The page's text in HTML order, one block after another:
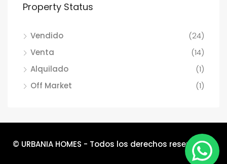
Property Status
Vendido
(24)
Venta
(14)
Alquilado
(1)
Off Market
(1)
© URBANIA HOMES - Todos los derechos reservados